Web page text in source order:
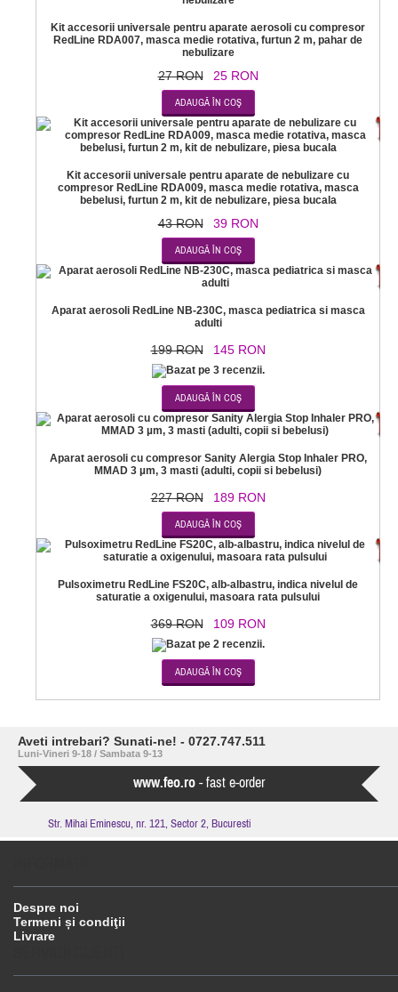
Kit accesorii universale pentru aparate aerosoli cu compresor
RedLine RDA007, masca medie rotativa, furtun 2 m, pahar de
nebulizare
27 RON 25 RON
Kit accesorii universale pentru aparate de nebulizare cu
compresor RedLine RDA009, masca medie rotativa, masca
bebelusi, furtun 2 m, kit de nebulizare, piesa bucala
43 RON 39 RON
Aparat aerosoli RedLine NB-230C, masca pediatrica si masca
adulti
199 RON 145 RON
Aparat aerosoli cu compresor Sanity Alergia Stop Inhaler PRO,
MMAD 3 µm, 3 masti (adulti, copii si bebelusi)
227 RON 189 RON
Pulsoximetru RedLine FS20C, alb-albastru, indica nivelul de
saturatie a oxigenului, masoara rata pulsului
369 RON 109 RON
Aveti intrebari? Sunati-ne! - 0727.747.511
Luni-Vineri 9-18 / Sambata 9-13
www.feo.ro - fast e-order
Str. Mihai Eminescu, nr. 121, Sector 2, Bucuresti
Despre noi
Termeni și condiţii
Livrare